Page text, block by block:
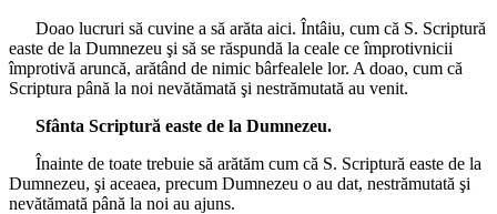
Doao lucruri să cuvine a să arăta aici. Întâiu, cum că S. Scriptură
easte de la Dumnezeu şi să se răspundă la ceale ce împrotivnicii
împrotivă aruncă, arătând de nimic bârfealele lor. A doao, cum că
Scriptura până la noi nevătămată şi nestrămutată au venit.
Sfânta Scriptură easte de la Dumnezeu.
Înainte de toate trebuie să arătăm cum că S. Scriptură easte de la
Dumnezeu, şi aceaea, precum Dumnezeu o au dat, nestrămutată şi
nevătămată până la noi au ajuns.